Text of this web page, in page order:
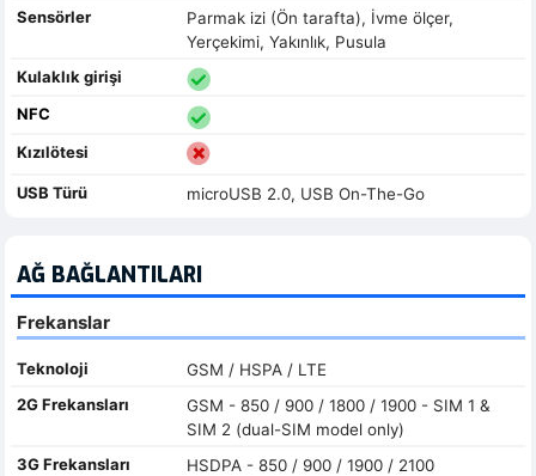
Sensörler
Parmak izi (Ön tarafta), İvme ölçer,
Yerçekimi, Yakınlık, Pusula
Kulaklık girişi
NFC
Kızılötesi
USB Türü microUSB 2.0, USB On-The-Go
AĞ BAĞLANTILARI
Frekanslar
Teknoloji
GSM / HSPA / LTE
2G Frekansları
GSM - 850 / 900 / 1800 / 1900 - SIM 1 &
SIM 2 (dual-SIM model only)
3G Frekansları
HSDPA - 850 / 900 / 1900 / 2100